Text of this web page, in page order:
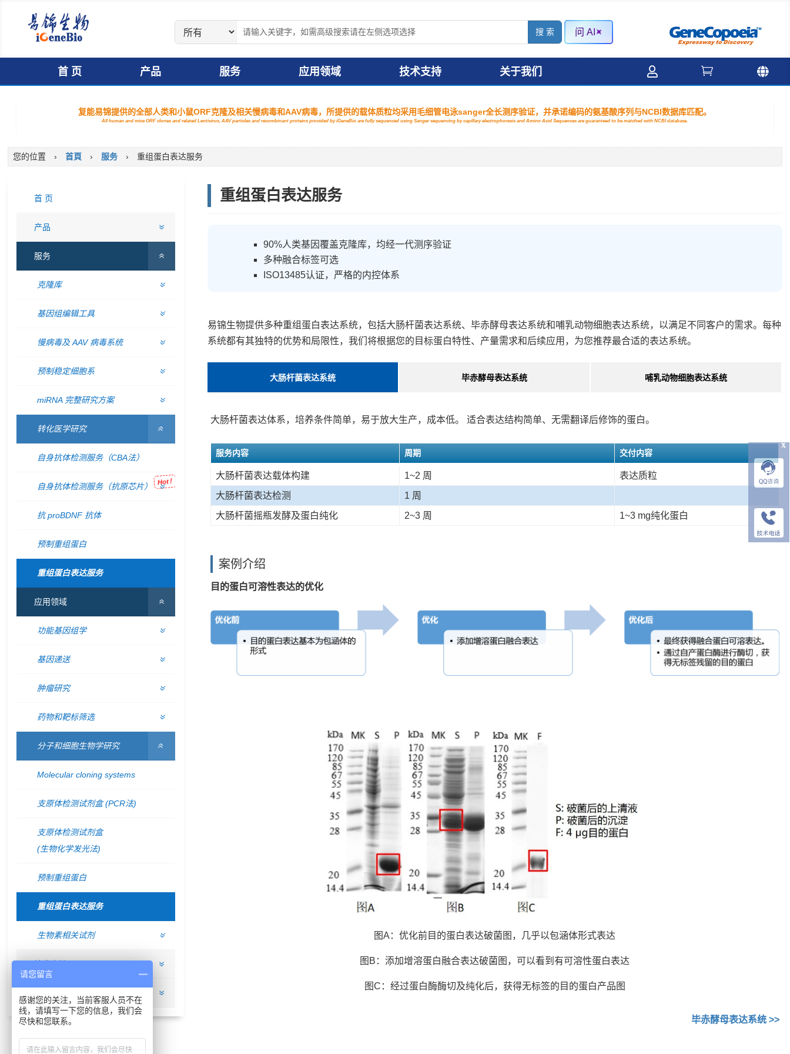
问 AI
首 页 产品 服务 应用领域 技术支持 关于我们   
复能易锦提供的全部人类和小鼠ORF克隆及相关慢病毒和AAV病毒，所提供的载体质粒均采用毛细管电泳sanger全长测序验证，并承诺编码的氨基酸序列与NCBI数据库匹配。
All human and mice ORF clones and related Lentivirus, AAV particles and recombinant proteins provided by iGeneBio are fully sequenced using Sanger sequencing by capillary electrophoresis and Amino Acid Sequences are guaranteed to be matched with NCBI database.
您的位置 › 首頁 › 服务 › 重组蛋白表达服务
首 页
产品
服务
克隆库
基因组编辑工具
慢病毒及 AAV 病毒系统
预制稳定细胞系
miRNA 完整研究方案
转化医学研究
自身抗体检测服务（CBA法）
自身抗体检测服务（抗原芯片）
Hot！
抗 proBDNF 抗体
预制重组蛋白
重组蛋白表达服务
应用领域
功能基因组学
基因递送
肿瘤研究
药物和靶标筛选
分子和细胞生物学研究
Molecular cloning systems
支原体检测试剂盒 (PCR法)
支原体检测试剂盒
(生物化学发光法)
预制重组蛋白
重组蛋白表达服务
生物素相关试剂
技术支持
重组蛋白表达服务
90%人类基因覆盖克隆库，均经一代测序验证
多种融合标签可选
ISO13485认证，严格的内控体系
易锦生物提供多种重组蛋白表达系统，包括大肠杆菌表达系统、毕赤酵母表达系统和哺乳动物细胞表达系统，以满足不同客户的需求。每种
系统都有其独特的优势和局限性，我们将根据您的目标蛋白特性、产量需求和后续应用，为您推荐最合适的表达系统。
大肠杆菌表达系统 毕赤酵母表达系统 哺乳动物细胞表达系统
大肠杆菌表达体系，培养条件简单，易于放大生产，成本低。 适合表达结构简单、无需翻译后修饰的蛋白。
服务内容 周期 交付内容
大肠杆菌表达载体构建 1~2 周
表达质粒
大肠杆菌表达检测
1 周
大肠杆菌摇瓶发酵及蛋白纯化
2~3 周 1~3 mg纯化蛋白
案例介绍
目的蛋白可溶性表达的优化
图A：优化前目的蛋白表达破菌图，几乎以包涵体形式表达
图B：添加增溶蛋白融合表达破菌图，可以看到有可溶性蛋白表达
图C：经过蛋白酶酶切及纯化后，获得无标签的目的蛋白产品图
毕赤酵母表达系统 >>
x
请您留言
感谢您的关注，当前客服人员不在
线，请填写一下您的信息，我们会
尽快和您联系。